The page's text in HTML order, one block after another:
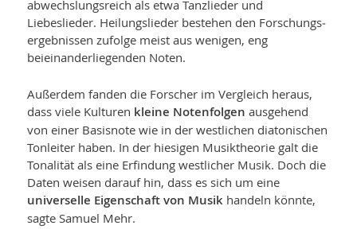
abwechslungsreich als etwa Tanzlieder und
Liebeslieder. Heilungslieder bestehen den Forschungs­
ergebnissen zufolge meist aus wenigen, eng
beieinanderliegenden Noten.
Außerdem fanden die Forscher im Vergleich heraus,
dass viele Kulturen kleine Notenfolgen ausgehend
von einer Basisnote wie in der westlichen diatonischen
Tonleiter haben. In der hiesigen Musiktheorie galt die
Tonalität als eine Erfindung westlicher Musik. Doch die
Daten weisen darauf hin, dass es sich um eine
universelle Eigenschaft von Musik handeln könnte,
sagte Samuel Mehr.